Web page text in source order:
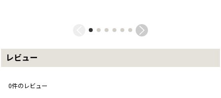
レビュー
0件のレビュー